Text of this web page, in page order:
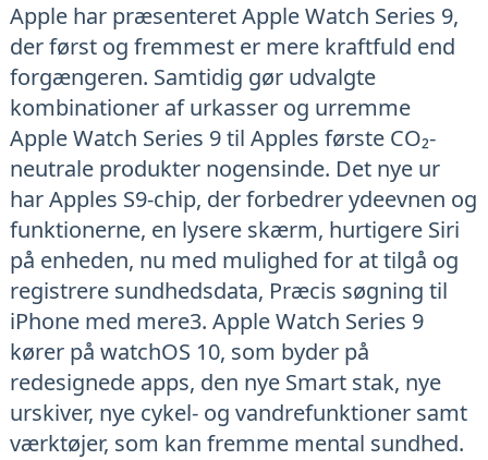
Apple har præsenteret Apple Watch Series 9,
der først og fremmest er mere kraftfuld end
forgængeren. Samtidig gør udvalgte
kombinationer af urkasser og urremme
Apple Watch Series 9 til Apples første CO₂-
neutrale produkter nogensinde. Det nye ur
har Apples S9-chip, der forbedrer ydeevnen og
funktionerne, en lysere skærm, hurtigere Siri
på enheden, nu med mulighed for at tilgå og
registrere sundhedsdata, Præcis søgning til
iPhone med mere3. Apple Watch Series 9
kører på watchOS 10, som byder på
redesignede apps, den nye Smart stak, nye
urskiver, nye cykel- og vandrefunktioner samt
værktøjer, som kan fremme mental sundhed.